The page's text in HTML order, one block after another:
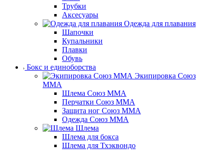
Трубки
Аксесуары
Одежда для плавания
Шапочки
Купальники
Плавки
Обувь
Бокс и единоборства
Экипировка Союз
ММА
Шлема Союз ММА
Перчатки Союз ММА
Защита ног Союз ММА
Одежда Союз ММА
Шлема
Шлема для бокса
Шлема для Тхэквондо